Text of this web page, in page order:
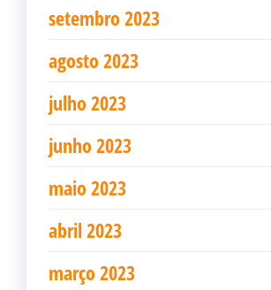
setembro 2023
agosto 2023
julho 2023
junho 2023
maio 2023
abril 2023
março 2023